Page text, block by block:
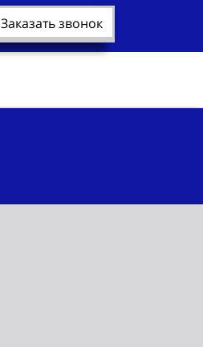
Заказать звонок